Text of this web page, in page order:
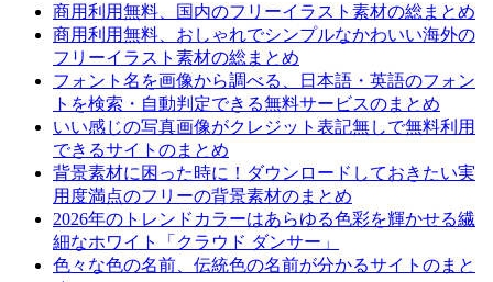
商用利用無料、国内のフリーイラスト素材の総まとめ
商用利用無料、おしゃれでシンプルなかわいい海外の
フリーイラスト素材の総まとめ
フォント名を画像から調べる、日本語・英語のフォン
トを検索・自動判定できる無料サービスのまとめ
いい感じの写真画像がクレジット表記無しで無料利用
できるサイトのまとめ
背景素材に困った時に！ダウンロードしておきたい実
用度満点のフリーの背景素材のまとめ
2026年のトレンドカラーはあらゆる色彩を輝かせる繊
細なホワイト「クラウド ダンサー」
色々な色の名前、伝統色の名前が分かるサイトのまと